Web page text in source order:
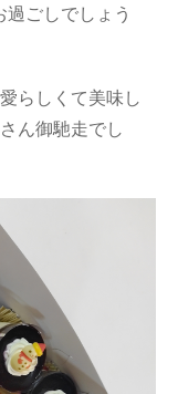
過ごしでしょう
らしくて美味し
ん御馳走でし